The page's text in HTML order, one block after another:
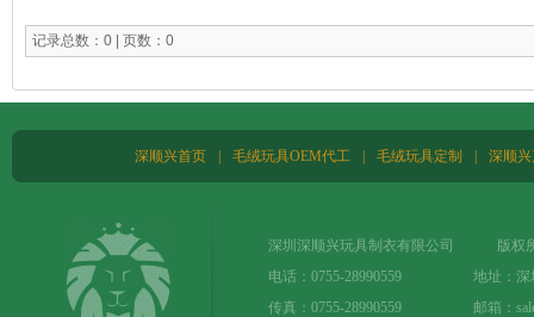
记录总数：0 | 页数：0
深顺兴首页 毛绒玩具OEM代工 毛绒玩具定制 深顺
深圳深顺兴玩具制衣有限公司 版权
电话：0755-28990559 地址：深圳市
传真：0755-28990559 邮箱：